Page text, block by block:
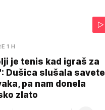
1 H
je tenis kad igraš za
Dušica slušala savete
pa nam donela
zlato